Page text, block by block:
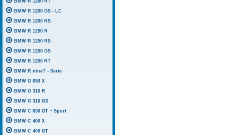
BMW R 1200 RT
BMW R 1200 GS - LC
BMW R 1200 RS
BMW R 1250 R
BMW R 1250 RS
BMW R 1250 GS
BMW R 1250 RT
BMW R nineT - Serie
BMW G 650 X
BMW G 310 R
BMW G 310 GS
BMW C 650 GT + Sport
BMW C 400 X
BMW C 400 GT